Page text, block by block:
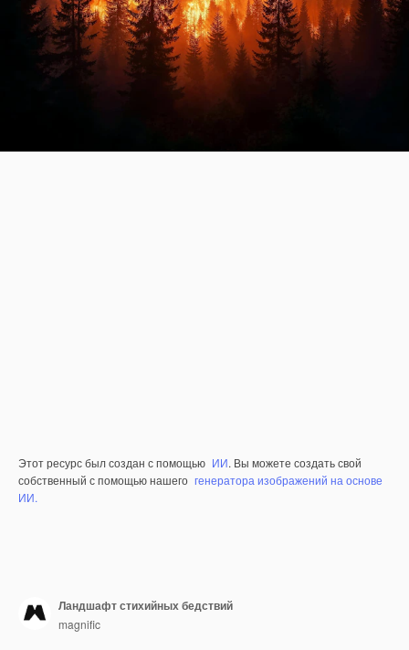
Этот ресурс был создан с помощью ИИ. Вы можете создать свой
собственный с помощью нашего генератора изображений на основе
ИИ.
Ландшафт стихийных бедствий
magnific